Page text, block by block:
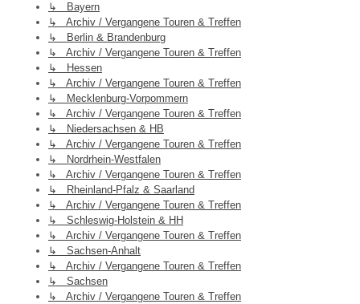
↳ Bayern
↳ Archiv / Vergangene Touren & Treffen
↳ Berlin & Brandenburg
↳ Archiv / Vergangene Touren & Treffen
↳ Hessen
↳ Archiv / Vergangene Touren & Treffen
↳ Mecklenburg-Vorpommern
↳ Archiv / Vergangene Touren & Treffen
↳ Niedersachsen & HB
↳ Archiv / Vergangene Touren & Treffen
↳ Nordrhein-Westfalen
↳ Archiv / Vergangene Touren & Treffen
↳ Rheinland-Pfalz & Saarland
↳ Archiv / Vergangene Touren & Treffen
↳ Schleswig-Holstein & HH
↳ Archiv / Vergangene Touren & Treffen
↳ Sachsen-Anhalt
↳ Archiv / Vergangene Touren & Treffen
↳ Sachsen
↳ Archiv / Vergangene Touren & Treffen